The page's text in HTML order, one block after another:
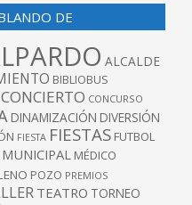
DE
ALCALDE
BIBLIOBUS
CONCIERTO CONCURSO
DINAMIZACIÓN DIVERSIÓN
FIESTA FIESTAS FUTBOL
MUNICIPAL MÉDICO
POZO PREMIOS
TEATRO TORNEO